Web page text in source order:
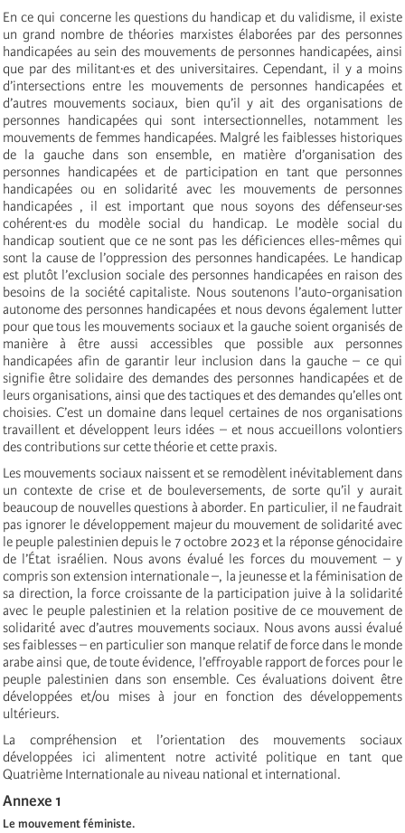
En ce qui concerne les questions du handicap et du validisme, il existe
un grand nombre de théories marxistes élaborées par des personnes
handicapées au sein des mouvements de personnes handicapées, ainsi
que par des militant·es et des universitaires. Cependant, il y a moins
d’intersections entre les mouvements de personnes handicapées et
d’autres mouvements sociaux, bien qu’il y ait des organisations de
personnes handicapées qui sont intersectionnelles, notamment les
mouvements de femmes handicapées. Malgré les faiblesses historiques
de la gauche dans son ensemble, en matière d’organisation des
personnes handicapées et de participation en tant que personnes
handicapées ou en solidarité avec les mouvements de personnes
handicapées , il est important que nous soyons des défenseur·ses
cohérent·es du modèle social du handicap. Le modèle social du
handicap soutient que ce ne sont pas les déficiences elles-mêmes qui
sont la cause de l’oppression des personnes handicapées. Le handicap
est plutôt l’exclusion sociale des personnes handicapées en raison des
besoins de la société capitaliste. Nous soutenons l’auto-organisation
autonome des personnes handicapées et nous devons également lutter
pour que tous les mouvements sociaux et la gauche soient organisés de
manière à être aussi accessibles que possible aux personnes
handicapées afin de garantir leur inclusion dans la gauche – ce qui
signifie être solidaire des demandes des personnes handicapées et de
leurs organisations, ainsi que des tactiques et des demandes qu’elles ont
choisies. C’est un domaine dans lequel certaines de nos organisations
travaillent et développent leurs idées – et nous accueillons volontiers
des contributions sur cette théorie et cette praxis.
Les mouvements sociaux naissent et se remodèlent inévitablement dans
un contexte de crise et de bouleversements, de sorte qu’il y aurait
beaucoup de nouvelles questions à aborder. En particulier, il ne faudrait
pas ignorer le développement majeur du mouvement de solidarité avec
le peuple palestinien depuis le 7 octobre 2023 et la réponse génocidaire
de l’État israélien. Nous avons évalué les forces du mouvement – y
compris son extension internationale –, la jeunesse et la féminisation de
sa direction, la force croissante de la participation juive à la solidarité
avec le peuple palestinien et la relation positive de ce mouvement de
solidarité avec d’autres mouvements sociaux. Nous avons aussi évalué
ses faiblesses – en particulier son manque relatif de force dans le monde
arabe ainsi que, de toute évidence, l’effroyable rapport de forces pour le
peuple palestinien dans son ensemble. Ces évaluations doivent être
développées et/ou mises à jour en fonction des développements
ultérieurs.
La compréhension et l’orientation des mouvements sociaux
développées ici alimentent notre activité politique en tant que
Quatrième Internationale au niveau national et international.
Annexe 1
Le mouvement féministe.